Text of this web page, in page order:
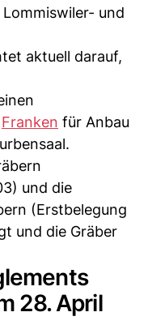
und
aktuell darauf,
Franken für Anbau
und die
(Erstbelegung
und die Gräber
28. April